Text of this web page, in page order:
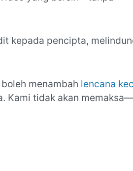
kepada pencipta,
menambah lencana
Kami tidak akan memaksa—